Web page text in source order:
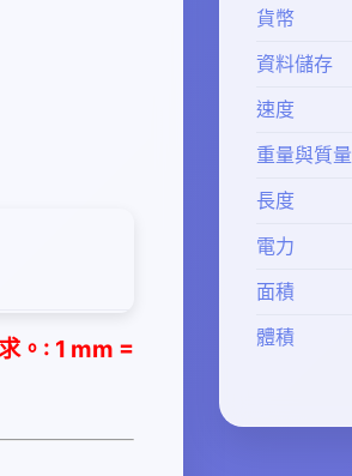
。: 1 mm =
貨幣
資料儲存
速度
重量與質量
長度
電力
面積
體積